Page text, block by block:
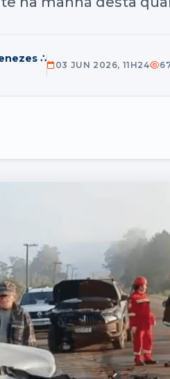
∴
03 JUN 2026, 11H24